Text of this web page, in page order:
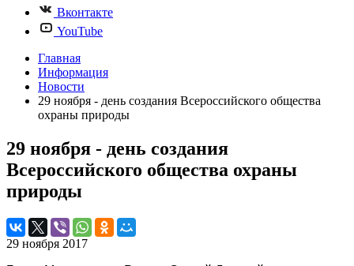
Вконтакте
YouTube
Главная
Информация
Новости
29 ноября - день создания Всероссийского общества
охраны природы
29 ноября - день создания
Всероссийского общества охраны
природы
29 ноября 2017